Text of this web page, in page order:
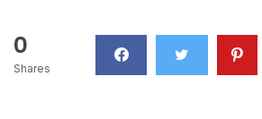
0
Shares